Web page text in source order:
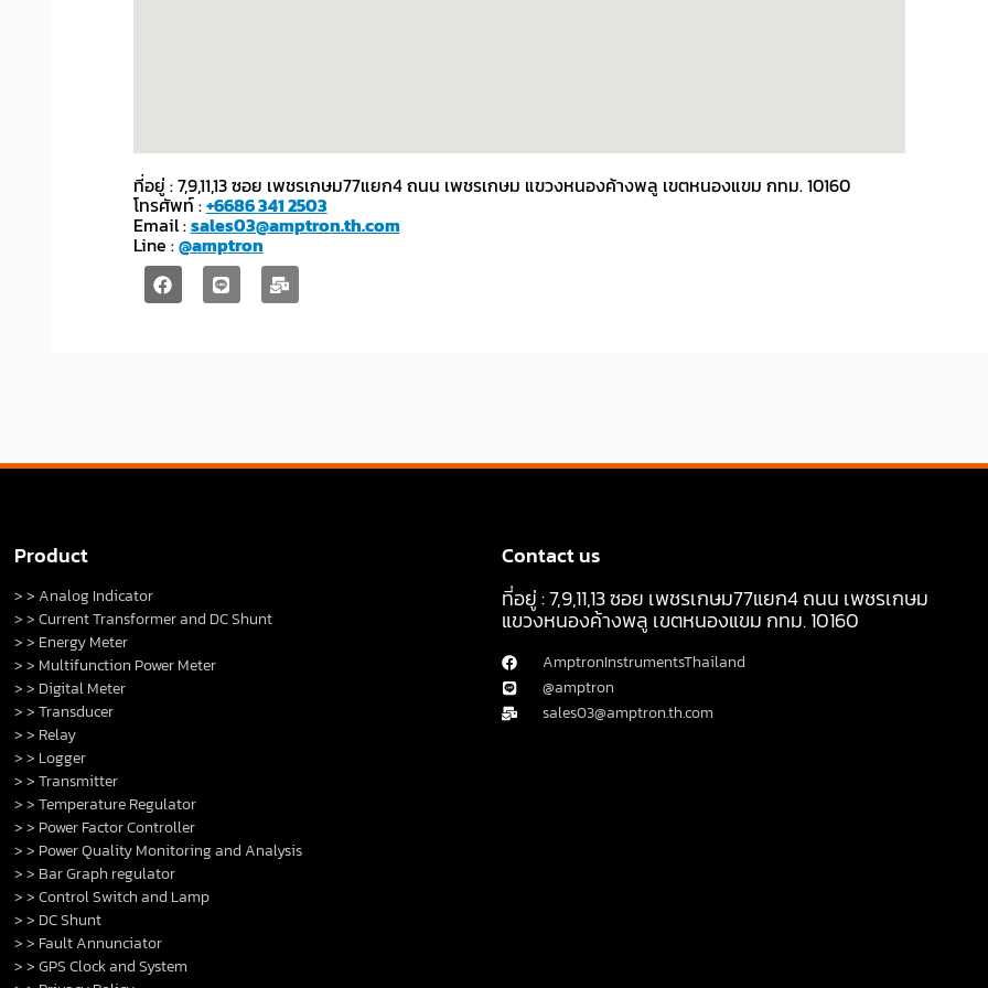
ที่อยู่ : 7,9,11,13 ซอย เพชรเกษม77แยก4 ถนน เพชรเกษม แขวงหนองค้างพลู เขตหนองแขม กทม. 10160
โทรศัพท์ :+6686 341 2503
Email :sales03@amptron.th.com
Line :@amptron
Product
> > Analog Indicator
> > Current Transformer and DC Shunt
> > Energy Meter
> > Multifunction Power Meter
> > Digital Meter
> > Transducer
> > Relay
> > Logger
> > Transmitter
> > Temperature Regulator
> > Power Factor Controller
> > Power Quality Monitoring and Analysis
> > Bar Graph regulator
> > Control Switch and Lamp
> > DC Shunt
> > Fault Annunciator
> > GPS Clock and System
Contact us
ที่อยู่ : 7,9,11,13 ซอย เพชรเกษม77แยก4 ถนน เพชรเกษม
แขวงหนองค้างพลู เขตหนองแขม กทม. 10160
AmptronInstrumentsThailand
@amptron
sales03@amptron.th.com